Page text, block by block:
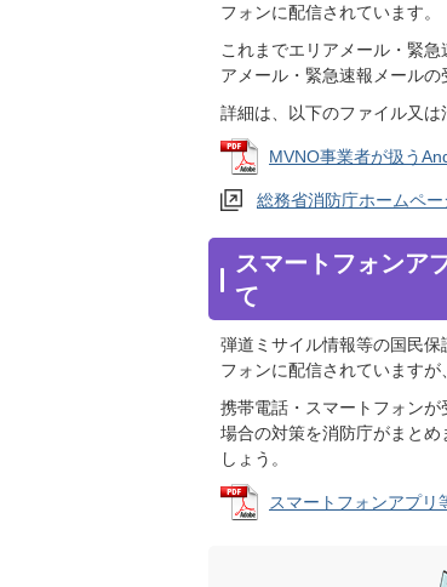
フォンに配信されています。
これまでエリアメール・緊
アメール・緊急速報メールの
詳細は、以下のファイル又は
MVNO事業者が扱う
総務省消防庁ホームペ
スマートフォンア
て
弾道ミサイル情報等の国民
フォンに配信されていますが
携帯電話・スマートフォンが
場合の対策を消防庁がまと
しょう。
スマートフォンアプ